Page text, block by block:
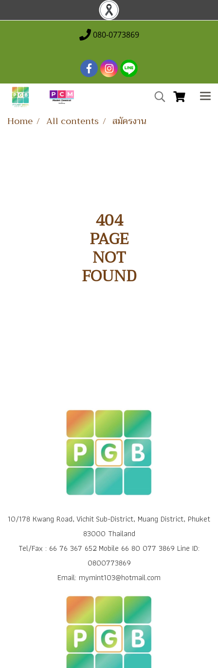
080-0773869
Home All contents สมัครงาน
404
PAGE
NOT
FOUND
10/178 Kwang Road, Vichit Sub-District, Muang District, Phuket
83000 Thailand
Tel/Fax : 66 76 367 652 Mobile 66 80 077 3869 Line ID:
0800773869
Email: mymint103@hotmail.com